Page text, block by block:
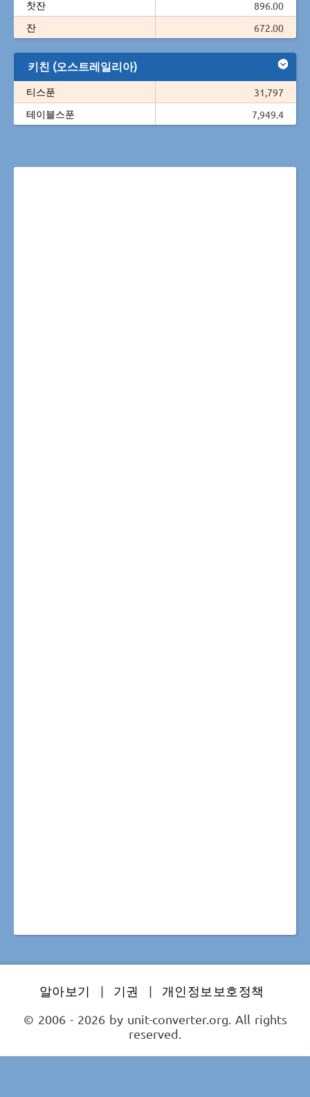
찻잔
896.00
잔
672.00
키친 (오스트레일리아)
티스푼
31,797
테이블스푼
7,949.4
알아보기 | 기권 |
개인정보보호정책
© 2006 - 2026 by unit-converter.org. All rights
reserved.